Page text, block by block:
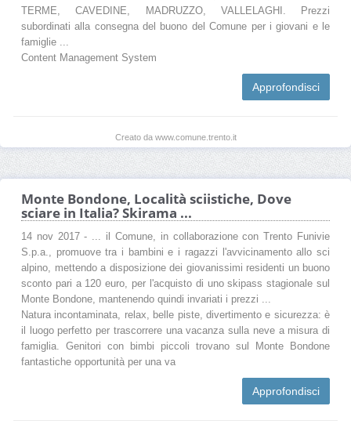
TERME, CAVEDINE, MADRUZZO, VALLELAGHI. Prezzi
subordinati alla consegna del buono del Comune per i giovani e le
famiglie ...
Content Management System
Approfondisci
Creato da www.comune.trento.it
Monte Bondone, Località sciistiche, Dove
sciare in Italia? Skirama ...
14 nov 2017 - ... il Comune, in collaborazione con Trento Funivie
S.p.a., promuove tra i bambini e i ragazzi l'avvicinamento allo sci
alpino, mettendo a disposizione dei giovanissimi residenti un buono
sconto pari a 120 euro, per l'acquisto di uno skipass stagionale sul
Monte Bondone, mantenendo quindi invariati i prezzi ...
Natura incontaminata, relax, belle piste, divertimento e sicurezza: è
il luogo perfetto per trascorrere una vacanza sulla neve a misura di
famiglia. Genitori con bimbi piccoli trovano sul Monte Bondone
fantastiche opportunità per una va
Approfondisci